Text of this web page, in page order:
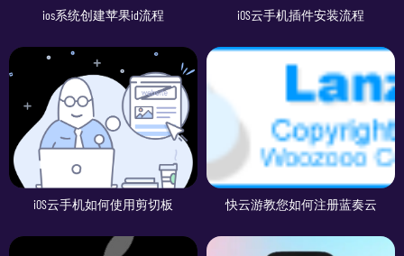
ios系统创建苹果id流程 iOS云手机插件安装流程
iOS云手机如何使用剪切板 快云游教您如何注册蓝奏云